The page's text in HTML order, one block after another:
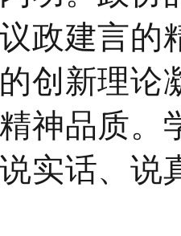
政建言的
创新理论
神品质。
实话、说